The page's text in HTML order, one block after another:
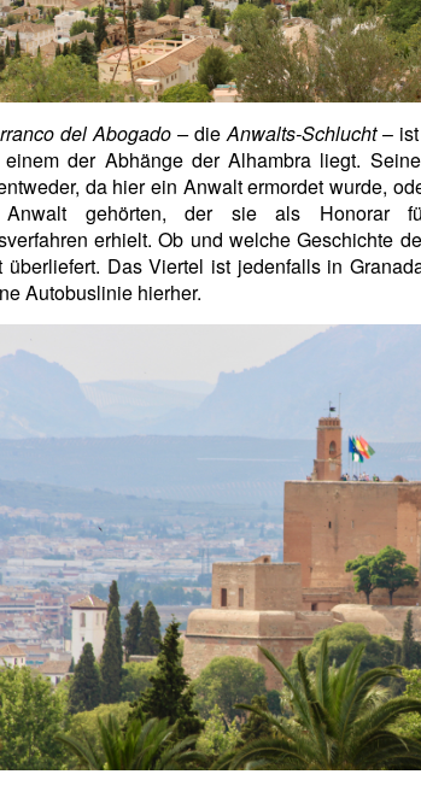
del Abogado –dieAnwalts-Schlucht– ist
der Abhänge der Alhambra liegt.
da hier ein Anwalt ermordet wurde,
Anwalt gehörten, der sie als Honorar
erhielt. Ob und welche Geschichte
überliefert. Das Viertel ist jedenfalls in
Autobuslinie hierher.